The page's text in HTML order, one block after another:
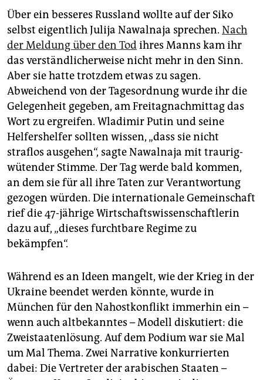
Über ein besseres Russland wollte auf der Siko
selbst eigentlich Julija Nawalnaja sprechen. Nach
der Meldung über den Todihres Manns kam ihr
das verständlicherweise nicht mehr in den Sinn.
Aber sie hatte trotzdem etwas zu sagen.
Abweichend von der Tagesordnung wurde ihr die
Gelegenheit gegeben, am Freitagnachmittag das
Wort zu ergreifen. Wladimir Putin und seine
Helfershelfer sollten wissen, „dass sie nicht
straflos ausgehen“, sagte Nawalnaja mit traurig-
wütender Stimme. Der Tag werde bald kommen,
an dem sie für all ihre Taten zur Verantwortung
gezogen würden. Die internationale Gemeinschaft
rief die 47-jährige Wirtschaftswissenschaftlerin
dazu auf, „dieses furchtbare Regime zu
bekämpfen“.
Während es an Ideen mangelt, wie der Krieg in der
Ukraine beendet werden könnte, wurde in
München für den Nahostkonflikt immerhin ein –
wenn auch altbekanntes – Modell diskutiert: die
Zweistaatenlösung. Auf dem Podium war sie Mal
um Mal Thema. Zwei Narrative konkurrierten
dabei: Die Vertreter der arabischen Staaten –